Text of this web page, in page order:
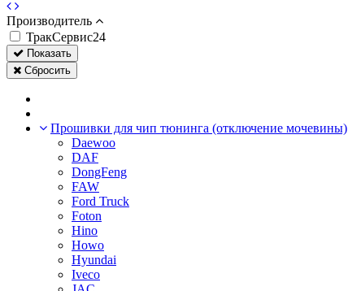
Производитель
ТракСервис24
Показать
Сбросить
Прошивки для чип тюнинга (отключение мочевины)
Daewoo
DAF
DongFeng
FAW
Ford Truck
Foton
Hino
Howo
Hyundai
Iveco